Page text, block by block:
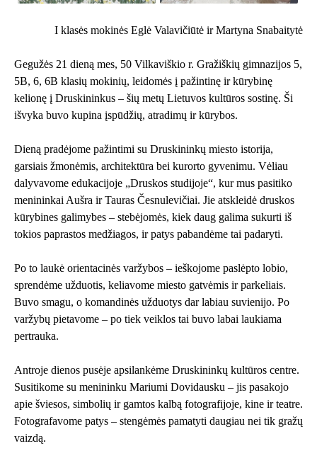
I klasės mokinės Eglė Valavičiūtė ir Martyna Snabaitytė
Gegužės 21 dieną mes, 50 Vilkaviškio r. Gražiškių gimnazijos 5,
5B, 6, 6B klasių mokinių, leidomės į pažintinę ir kūrybinę
kelionę į Druskininkus – šių metų Lietuvos kultūros sostinę. Ši
išvyka buvo kupina įspūdžių, atradimų ir kūrybos.
Dieną pradėjome pažintimi su Druskininkų miesto istorija,
garsiais žmonėmis, architektūra bei kurorto gyvenimu. Vėliau
dalyvavome edukacijoje „Druskos studijoje“, kur mus pasitiko
menininkai Aušra ir Tauras Česnulevičiai. Jie atskleidė druskos
kūrybines galimybes – stebėjomės, kiek daug galima sukurti iš
tokios paprastos medžiagos, ir patys pabandėme tai padaryti.
Po to laukė orientacinės varžybos – ieškojome paslėpto lobio,
sprendėme užduotis, keliavome miesto gatvėmis ir parkeliais.
Buvo smagu, o komandinės užduotys dar labiau suvienijo. Po
varžybų pietavome – po tiek veiklos tai buvo labai laukiama
pertrauka.
Antroje dienos pusėje apsilankėme Druskininkų kultūros centre.
Susitikome su menininku Mariumi Dovidausku – jis pasakojo
apie šviesos, simbolių ir gamtos kalbą fotografijoje, kine ir teatre.
Fotografavome patys – stengėmės pamatyti daugiau nei tik gražų
vaizdą.